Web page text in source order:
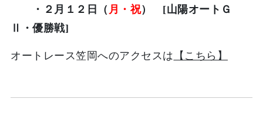
・２月１２日（ 月・祝） [山陽オートＧ
Ⅱ・優勝戦]
オートレース笠岡へのアクセスは 【こちら】